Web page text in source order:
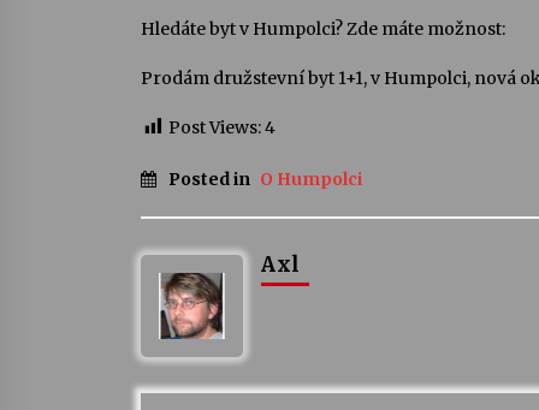
28. 7. 2026
Letní koncerty ve Stromovce:
Za kulturou kousek za Humpolec. V
Hledáte byt v Humpolci? Zde máte možnost:
Prodám družstevní byt 1+1, v Humpolci, nová
Post Views:4
Posted in O Humpolci
Axl